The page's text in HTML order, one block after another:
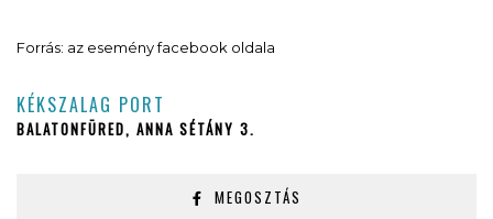
Forrás: az esemény facebook oldala
KÉKSZALAG PORT
BALATONFÜRED, ANNA SÉTÁNY 3.
MEGOSZTÁS